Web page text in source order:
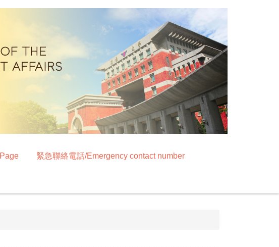
緊急聯絡電話/Emergency contact number